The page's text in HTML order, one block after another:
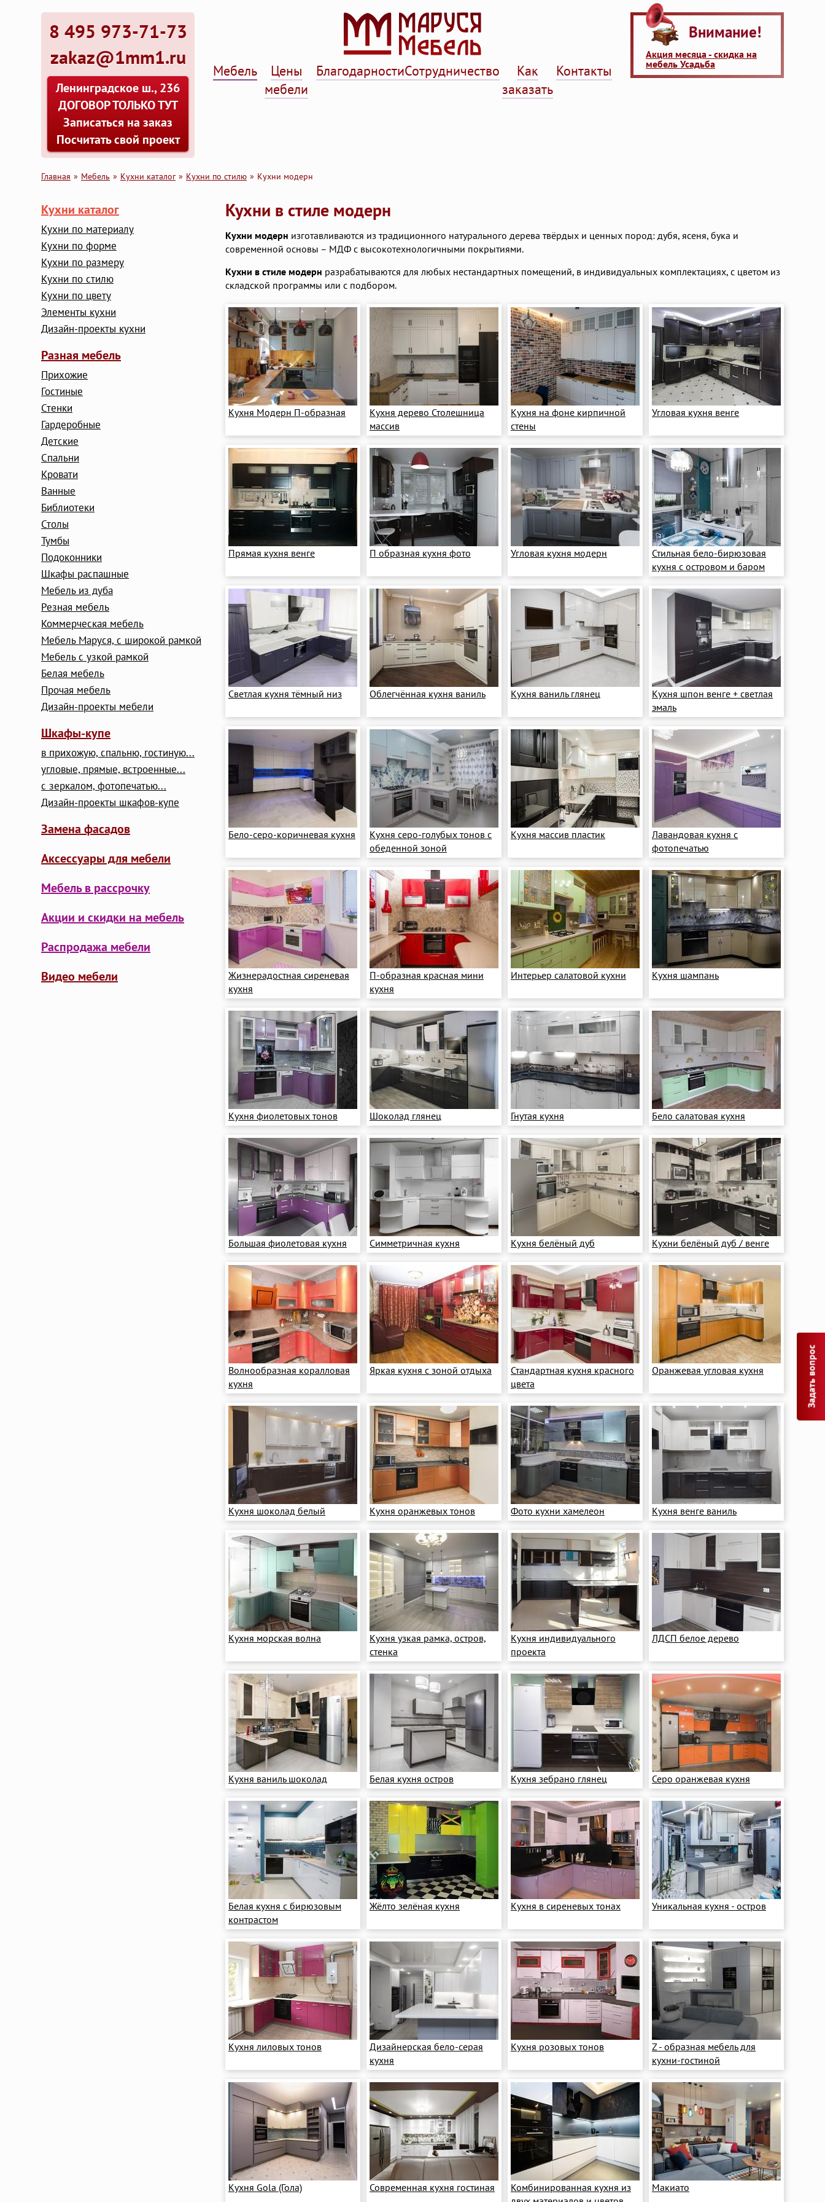
8 495 973-71-73
zakaz@1mm1.ru
Ленинградское ш., 236
ДОГОВОР ТОЛЬКО ТУТ
Записаться на заказ
Посчитать свой проект
Мебель
Цены
мебели
БлагодарностиСотрудничество
Как
заказать
Контакты
Внимание!
Акция месяца - скидка на
мебель Усадьба
Главная Мебель Кухни каталог Кухни по стилю Кухни модерн
Кухни каталог
Кухни по материалу
Кухни по форме
Кухни по размеру
Кухни по стилю
Кухни по цвету
Элементы кухни
Дизайн-проекты кухни
Разная мебель
Прихожие
Гостиные
Стенки
Гардеробные
Детские
Cпальни
Кровати
Ванные
Библиотеки
Столы
Тумбы
Подоконники
Шкафы распашные
Мебель из дуба
Резная мебель
Коммерческая мебель
Мебель Маруся, с широкой рамкой
Мебель с узкой рамкой
Белая мебель
Прочая мебель
Дизайн-проекты мебели
Шкафы-купе
в прихожую, спальню, гостиную...
угловые, прямые, встроенные...
с зеркалом, фотопечатью...
Дизайн-проекты шкафов-купе
Замена фасадов
Аксессуары для мебели
Мебель в рассрочку
Акции и скидки на мебель
Распродажа мебели
Видео мебели
Кухни в стиле модерн
Кухни модерн изготавливаются из традиционного натурального дерева твёрдых и ценных пород: дубя, ясеня, бука и
современной основы – МДФ с высокотехнологичными покрытиями.
Кухни в стиле модерн разрабатываются для любых нестандартных помещений, в индивидуальных комплектациях, с цветом из
складской программы или с подбором.
Кухня Модерн П-образная
Кухня дерево Столешница
массив
Кухня на фоне кирпичной
стены
Угловая кухня венге
Прямая кухня венге П образная кухня фото Угловая кухня модерн
Стильная бело-бирюзовая
кухня с островом и баром
Светлая кухня тёмный низ Облегчённая кухня ваниль Кухня ваниль глянец
Кухня шпон венге + светлая
эмаль
Бело-серо-коричневая кухня
Кухня серо-голубых тонов с
обеденной зоной
Кухня массив пластик
Лавандовая кухня с
фотопечатью
Жизнерадостная сиреневая
кухня
П-образная красная мини
кухня
Интерьер салатовой кухни Кухня шампань
Кухня фиолетовых тонов Шоколад глянец Гнутая кухня Бело салатовая кухня
Большая фиолетовая кухня Симметричная кухня Кухня белёный дуб Кухни белёный дуб / венге
Волнообразная коралловая
кухня
Яркая кухня с зоной отдыха
Стандартная кухня красного
цвета
Оранжевая угловая кухня
Кухня шоколад белый Кухня оранжевых тонов Фото кухни хамелеон Кухня венге ваниль
Кухня морская волна
Кухня узкая рамка, остров,
стенка
Кухня индивидуального
проекта
ЛДСП белое дерево
Кухня ваниль шоколад Белая кухня остров Кухня зебрано глянец Серо оранжевая кухня
Белая кухня с бирюзовым
контрастом
Жёлто зелёная кухня Кухня в сиреневых тонах Уникальная кухня - остров
Кухня лиловых тонов
Дизайнерская бело-серая
кухня
Кухня розовых тонов
Z - образная мебель для
кухни-гостиной
Кухня Gola (Гола) Современная кухня гостиная
Комбинированная кухня из
Макиато
Задать вопрос